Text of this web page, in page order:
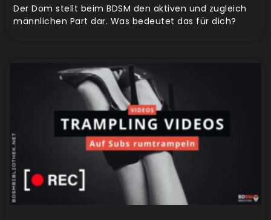
Der Dom stellt beim BDSM den aktiven und zugleich
männlichen Part dar. Was bedeutet das für dich?